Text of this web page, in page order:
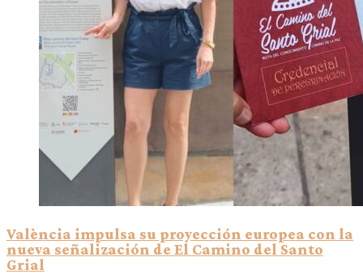
València impulsa su proyección europea con la
nueva señalización de El Camino del Santo
Grial